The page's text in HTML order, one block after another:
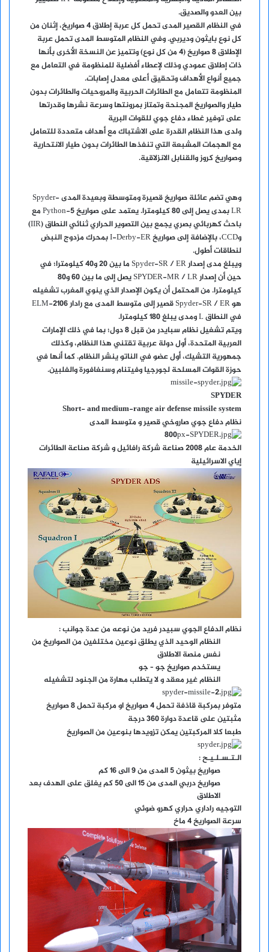
بين العدو والصديق.
في النظام القصير المدى تحمل كل عربة إطلاق 4 صواريخ، إثنان من
كل نوع بايثون وديربي. وفي النظام المتوسط المدى تحمل عربة
الإطلاق 8 صواريخ (4 من كل نوع) وتتميز عن النسخة الأخرى بأنها
ذات إطلاق عمودي وذلك لإعطاء أفضلية للمنظومة في التعامل مع
جميع أنواع الأهداف وتحقيق أعلى معدل إصابات.
المنظومة تتعامل مع الطائرات الحربية والمروحيات والطائرات بدون
طيار والصواريخ المجنحة وتمتاز بمرونتها وسرعة نشرها وقدرتها
على توفير غطاء دفاع جوي للقوات البرية
ولدى هذا النظام القدرة على الاشتباك مع أهداف متعددة للتعامل
مع الهجمات المشبعة التي تنفذها الطائرات بدون طيار الانتحارية
وصواريخ كروز والقنابل الانزلاقية.
وهي تضم عائلة صواريخ قصيرة ومتوسطة وبعيدة المدى Spyder-
LR بمدى يصل إلى 80 كيلومترا. يعتمد على صواريخ Python-5 مع
باحث كهربائي بصري يجمع بين التصوير الحراري ثنائي النطاق (IIR)
وCCD، بالإضافة إلى صواريخ I-Derby-ER بمحرك مزدوج النبض
لنطاقات أطول.
ويبلغ مدى إصدار Spyder-SR / ER ما بين 20 و40 كيلومترا؛ في
حين أن إصدار SPYDER-MR / LR يصل إلى ما بين 60 و80
كيلومترا. من المحتمل أن يكون الإصدار الذي ينوي المغرب تشغيله
هو Spyder-SR / ER قصير إلى متوسط المدى مع رادار ELM-2106
في النطاق L ومدى يبلغ 180 كيلومترا.
ويتم تشغيل نظام سبايدر من قبل 8 دول؛ بما في ذلك الإمارات
العربية المتحدة، أول دولة عربية تقتني هذا النظام، وكذلك
جمهورية التشيك، أول عضو في الناتو ينشر النظام. كما أنها في
حوزة القوات المسلحة لجورجيا وفيتنام وسنغافورة والفلبين.
SPYDER
Short- and medium-range air defense missile system
نظام دفاع جوي صاروخي قصير و متوسط المدى
الخدمة عام 2008 صناعة شركة رافائيل و شركة صناعة الطائرات
إياي الاسرائيلية
نظام الدفاع الجوي سبيدر فريد من نوعه من عدة جوانب :
النظام الوحيد الذي يطلق نوعين مختلفين من الصواريخ من
نفس منصة الاطلاق
يستخدم صواريخ جو – جو
النظام غير معقد و لا يتطلب مهارة من الجنود لتشغيله
متوفر بمركبة قاذفة تحمل 4 صواريخ او مركبة تحمل 8 صواريخ
مثبتين على قاعدة دوارة 360 درجة
طبعا كلا المركبتين يمكن تزويدها بنوعين من الصواريخ
الـتـسـلـيـح :
صواريخ بيثون 5 المدى من 9 الى 16 كم
صواريخ دربي المدى من 15 الى 50 كم يغلق على الهدف بعد
الاطلاق
التوجيه راداري حراري كهرو ضوئي
سرعة الصواريخ 4 ماخ